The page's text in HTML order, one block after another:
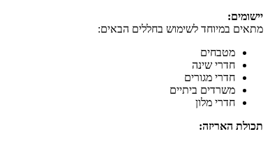
יישומים:
מתאים במיוחד לשימוש בחללים הבאים:
מטבחים
חדרי שינה
חדרי מגורים
משרדים ביתיים
חדרי מלון
תכולת האריזה: